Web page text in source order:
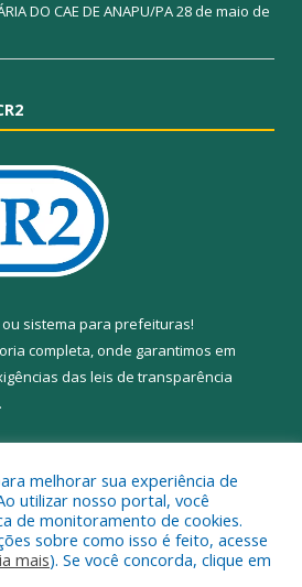
DO CAE DE ANAPU/PA28 de maio de
ou sistema para prefeituras!
completa, onde garantimos em
das leis de transparência
a Câmara Municipal de Anapu.
melhorar sua experiência de
utilizar nosso portal, você
de monitoramento de cookies.
sobre como isso é feito, acesse
mais). Se você concorda, clique em